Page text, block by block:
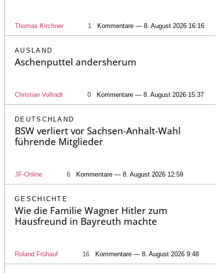
Thomas Kirchner 1 Kommentare — 8. August 2026 16:16
AUSLAND
Aschenputtel andersherum
Christian Vollradt 0 Kommentare — 8. August 2026 15:37
DEUTSCHLAND
BSW verliert vor Sachsen-Anhalt-Wahl
führende Mitglieder
JF-Online 6 Kommentare — 8. August 2026 12:59
GESCHICHTE
Wie die Familie Wagner Hitler zum
Hausfreund in Bayreuth machte
Roland Frühauf 16 Kommentare — 8. August 2026 9:48